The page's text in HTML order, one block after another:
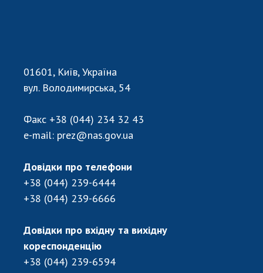
МЕДІА ПРО НАС
КОНТАКТИ
КАБІНЕТ
01601, Київ, Україна
вул. Володимирська, 54
Факс +38 (044) 234 32 43
e-mail: prez@nas.gov.ua
Довідки про телефони
+38 (044) 239-6444
+38 (044) 239-6666
Довідки про вхідну та вихідну
кореспонденцію
+38 (044) 239-6594